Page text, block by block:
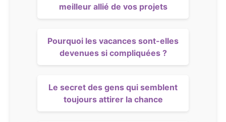
meilleur allié de vos projets
Pourquoi les vacances sont-elles
devenues si compliquées ?
Le secret des gens qui semblent
toujours attirer la chance